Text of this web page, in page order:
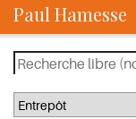
Paul Hamesse